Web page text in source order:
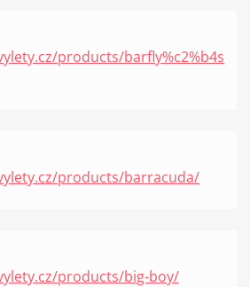
products/barfly%c2%b4s
products/barracuda/
products/big-boy/